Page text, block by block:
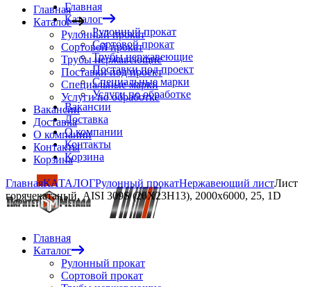
Главная
Каталог
Рулонный прокат
Сортовой прокат
Трубы нержавеющие
Поставки под проект
Специальные марки
Услуги по обработке
Вакансии
Доставка
О компании
Контакты
Корзина
Главная
Каталог
Рулонный прокат
Сортовой прокат
Главная
Каталог
Рулонный прокат
Сортовой прокат
Трубы нержавеющие
Поставки под проект
Специальные марки
Услуги по обработке
Вакансии
Доставка
О компании
Контакты
Корзина
ГлавнаяКАТАЛОГРулонный прокатНержавеющий листЛист
горячекатаный, AISI 309S (20Х23Н13), 2000х6000, 25, 1D